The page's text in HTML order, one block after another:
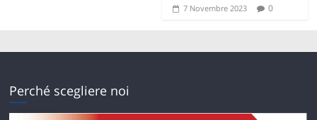
7 Novembre 2023 0
Perché scegliere noi